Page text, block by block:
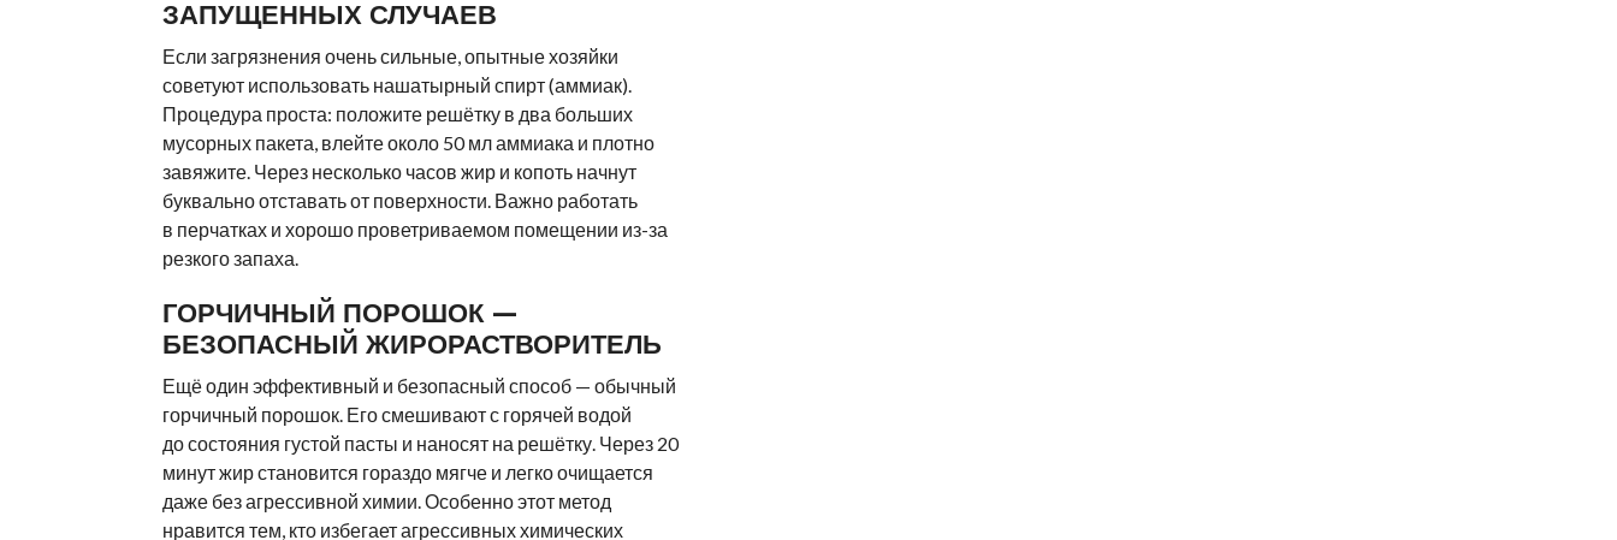
ЗАПУЩЕННЫХ СЛУЧАЕВ
Если загрязнения очень сильные, опытные хозяйки
советуют использовать нашатырный спирт (аммиак).
Процедура проста: положите решётку в два больших
мусорных пакета, влейте около 50 мл аммиака и плотно
завяжите. Через несколько часов жир и копоть начнут
буквально отставать от поверхности. Важно работать
в перчатках и хорошо проветриваемом помещении из-за
резкого запаха.
ГОРЧИЧНЫЙ ПОРОШОК —
БЕЗОПАСНЫЙ ЖИРОРАСТВОРИТЕЛЬ
Ещё один эффективный и безопасный способ — обычный
горчичный порошок. Его смешивают с горячей водой
до состояния густой пасты и наносят на решётку. Через 20
минут жир становится гораздо мягче и легко очищается
даже без агрессивной химии. Особенно этот метод
нравится тем, кто избегает агрессивных химических